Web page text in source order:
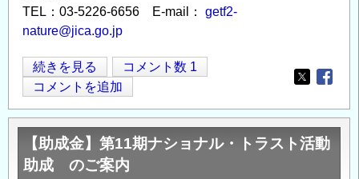
TEL：03-5226-6656 E-mail： getf2-
nature@jica.go.jp
2015
年
度
JICA
能
力
続きを見る
コメント数 1
コメントを追加
Opens in
【助成金】第11期ナショナル・トラスト活動
助成 のご案内